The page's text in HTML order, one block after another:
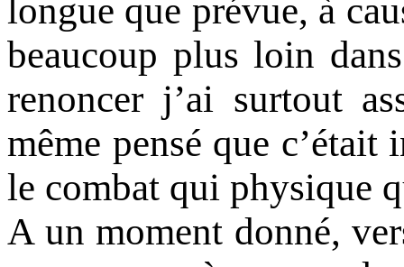
longue que prévue, à
beaucoup plus loin
renoncer j’ai surtout
même pensé que
le combat qui physique
A un moment donné,